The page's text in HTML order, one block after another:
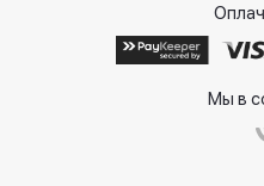
Мы в